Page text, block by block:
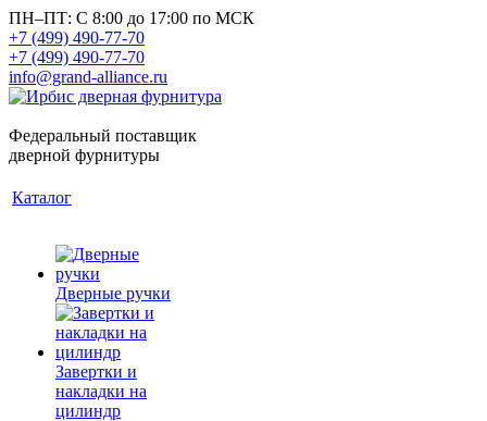
ПН–ПТ: С 8:00 до 17:00 по МСК
+7 (499) 490-77-70
+7 (499) 490-77-70
info@grand-alliance.ru
Федеральный поставщик
дверной фурнитуры
Каталог
Дверные ручки
Завертки и
накладки на
цилиндр